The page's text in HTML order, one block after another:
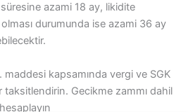
azami 18 ay, likidite
olması durumunda ise azami 36 ay
maddesi kapsamında vergi ve SGK
taksitlendirin. Gecikme zammı dahil